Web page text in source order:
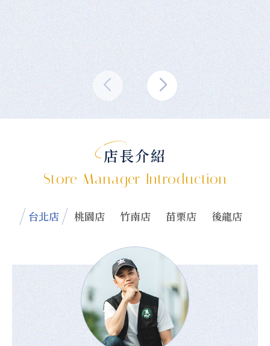
店長介紹
Store Manager Introduction
台北店 桃園店 竹南店 苗栗店 後龍店